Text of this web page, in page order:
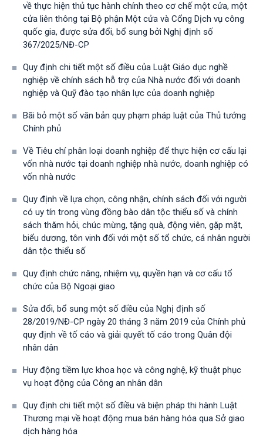
về thực hiện thủ tục hành chính theo cơ chế một cửa, một
cửa liên thông tại Bộ phận Một cửa và Cổng Dịch vụ công
quốc gia, được sửa đổi, bổ sung bởi Nghị định số
367/2025/NĐ-СР
Quy định chi tiết một số điều của Luật Giáo dục nghề
nghiệp về chính sách hỗ trợ của Nhà nước đối với doanh
nghiệp và Quỹ đào tạo nhân lực của doanh nghiệp
Bãi bỏ một số văn bản quy phạm pháp luật của Thủ tướng
Chính phủ
Về Tiêu chí phân loại doanh nghiệp để thực hiện cơ cấu lại
vốn nhà nước tại doanh nghiệp nhà nước, doanh nghiệp có
vốn nhà nước
Quy định về lựa chọn, công nhận, chính sách đối với người
có uy tín trong vùng đồng bào dân tộc thiểu số và chính
sách thăm hỏi, chúc mừng, tặng quà, động viên, gặp mặt,
biểu dương, tôn vinh đối với một số tổ chức, cá nhân người
dân tộc thiểu số
Quy định chức năng, nhiệm vụ, quyền hạn và cơ cấu tổ
chức của Bộ Ngoại giao
Sửa đổi, bổ sung một số điều của Nghị định số
28/2019/NĐ-CР ngày 20 tháng 3 năm 2019 của Chính phủ
quy định về tố cáo và giải quyết tố cáo trong Quân đội
nhân dân
Huy động tiềm lực khoa học và công nghệ, kỹ thuật phục
vụ hoạt động của Công an nhân dân
Quy định chi tiết một số điều và biện pháp thi hành Luật
Thương mại về hoạt động mua bán hàng hóa qua Sở giao
dịch hàng hóa